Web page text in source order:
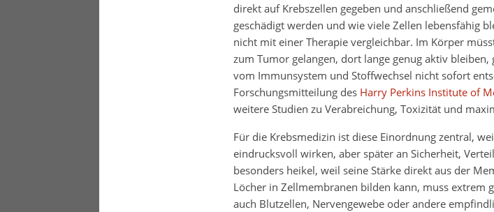
direkt auf Krebszellen gegeben und anschließend
geschädigt werden und wie viele Zellen lebensfähig
nicht mit einer Therapie vergleichbar. Im Körper
zum Tumor gelangen, dort lange genug aktiv
vom Immunsystem und Stoffwechsel nicht sofort
Forschungsmitteilung des Harry Perkins Institute of
weitere Studien zu Verabreichung, Toxizität und
Für die Krebsmedizin ist diese Einordnung zentral,
eindrucksvoll wirken, aber später an Sicherheit,
besonders heikel, weil seine Stärke direkt aus der
Löcher in Zellmembranen bilden kann, muss extrem
auch Blutzellen, Nervengewebe oder andere